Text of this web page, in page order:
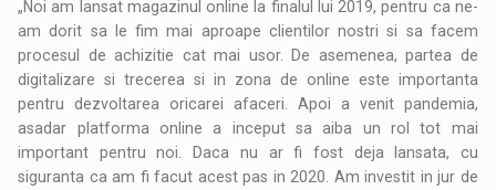
„Noi am lansat magazinul online la finalul lui 2019, pentru ca ne-
am dorit sa le fim mai aproape clientilor nostri si sa facem
procesul de achizitie cat mai usor. De asemenea, partea de
digitalizare si trecerea si in zona de online este importanta
pentru dezvoltarea oricarei afaceri. Apoi a venit pandemia,
asadar platforma online a inceput sa aiba un rol tot mai
important pentru noi. Daca nu ar fi fost deja lansata, cu
siguranta ca am fi facut acest pas in 2020. Am investit in jur de